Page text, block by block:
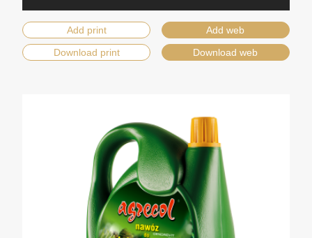
Add print
Add web
Download print
Download web